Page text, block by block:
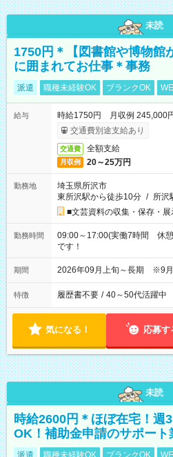
未読
1750円＊【図書館や博物館
に囲まれてお仕事＊事務
派遣 職種未経験OK ブランクOK
給与
時給1750円 月収例 245,000
交通費別途支給あり
交通費 全額支給
月収例 20～25万円
勤務地
埼玉県所沢市
東所沢駅から徒歩10分 / 所沢
■文芸資料の収集・保存・
勤務時間
09:00～17:00(実働7時間 休
です！
期間 2026年09月上旬～長期 ※9月
特徴 履歴書不要 / 40～50代活躍中
気になる！ 応募す
未読
時給2600円＊ほぼ在宅！週
OK！補助金申請のサポート
派遣 職種未経験OK ブランクOK